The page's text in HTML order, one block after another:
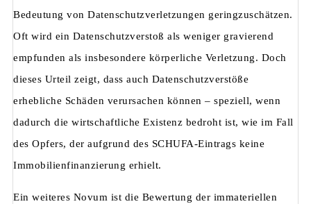
Bedeutung von Datenschutzverletzungen geringzuschätzen.
Oft wird ein Datenschutzverstoß als weniger gravierend
empfunden als insbesondere körperliche Verletzung. Doch
dieses Urteil zeigt, dass auch Datenschutzverstöße
erhebliche Schäden verursachen können – speziell, wenn
dadurch die wirtschaftliche Existenz bedroht ist, wie im Fall
des Opfers, der aufgrund des SCHUFA-Eintrags keine
Immobilienfinanzierung erhielt.
Ein weiteres Novum ist die Bewertung der immateriellen